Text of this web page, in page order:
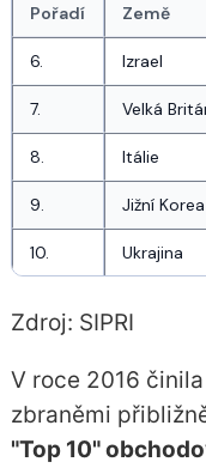
Pořadí Země
6. Izrael
7. Velká
8. Itálie
9. Jižní Korea
10. Ukrajina
Zdroj: SIPRI
V roce 2016
zbraněmi
"Top 10"